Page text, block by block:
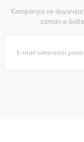
Kampanya ve
zaman e-